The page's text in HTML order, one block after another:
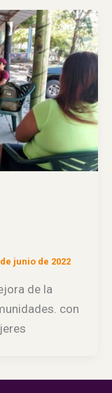
junio de 2022
de la
con